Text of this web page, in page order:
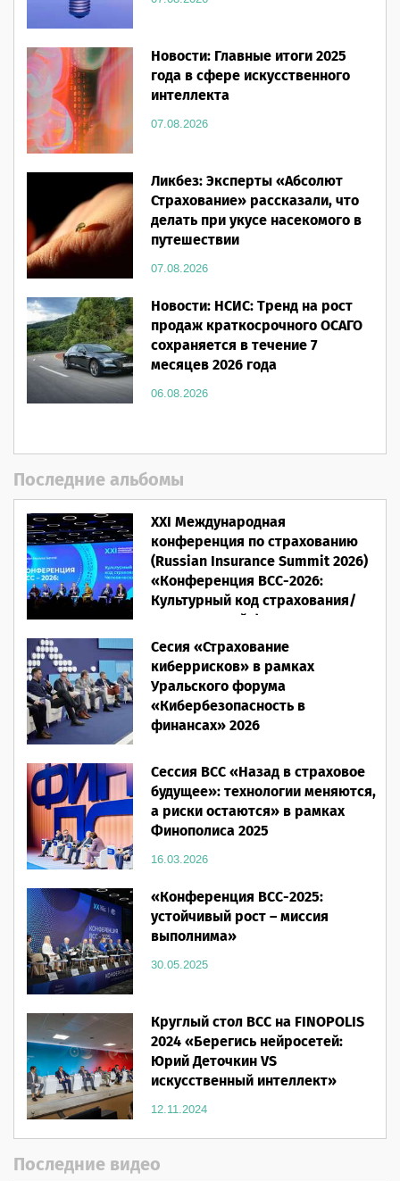
Новости: Главные итоги 2025
года в сфере искусственного
интеллекта
07.08.2026
Ликбез: Эксперты «Абсолют
Страхование» рассказали, что
делать при укусе насекомого в
путешествии
07.08.2026
Новости: НСИС: Тренд на рост
продаж краткосрочного ОСАГО
сохраняется в течение 7
месяцев 2026 года
06.08.2026
Последние альбомы
XXI Международная
конференция по страхованию
(Russian Insurance Summit 2026)
«Конференция ВСС-2026:
Культурный код страхования/
Человеческий фактор»
28.05.2026
Сесия «Страхование
киберрисков» в рамках
Уральского форума
«Кибербезопасность в
финансах» 2026
Сессия ВСС «Назад в страховое
будущее»: технологии меняются,
а риски остаются» в рамках
Финополиса 2025
16.03.2026
«Конференция ВСС-2025:
устойчивый рост – миссия
выполнима»
30.05.2025
Круглый стол ВСС на FINOPOLIS
2024 «Берегись нейросетей:
Юрий Деточкин VS
искусственный интеллект»
12.11.2024
Последние видео